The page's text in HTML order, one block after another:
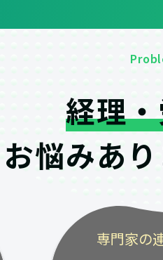
経理
お悩みあ
専門家の